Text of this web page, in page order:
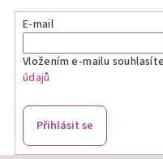
E-mail
Vložením e-mailu
údajů
Přihlásit se